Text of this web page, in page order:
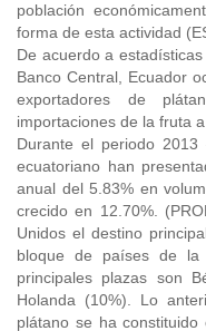
población
forma de esta actividad
De acuerdo a
Banco Central, Ecuador
exportadores de
importaciones de la fruta
Durante el periodo
ecuatoriano han
anual del 5.83% en
crecido en 12.70%.
Unidos el destino
bloque de países de
principales plazas son
Holanda (10%). Lo
plátano se ha